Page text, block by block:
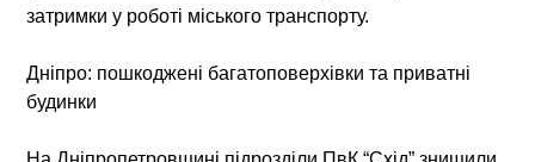
затримки у роботі міського транспорту.
Дніпро: пошкоджені багатоповерхівки та приватні
будинки